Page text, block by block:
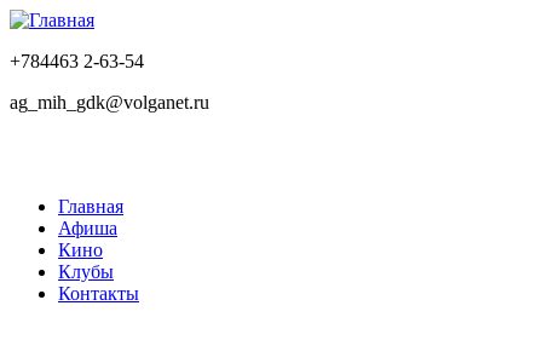
+784463 2-63-54
ag_mih_gdk@volganet.ru
Главная
Афиша
Кино
Клубы
Контакты